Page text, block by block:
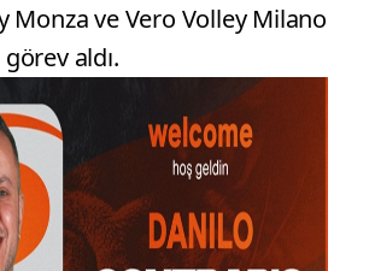
Monza ve Vero Volley Milano
aldı.